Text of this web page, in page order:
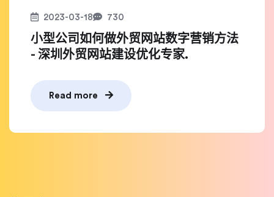
2023-03-18 730
小型公司如何做外贸网站数字营销方法
- 深圳外贸网站建设优化专家.
Read more